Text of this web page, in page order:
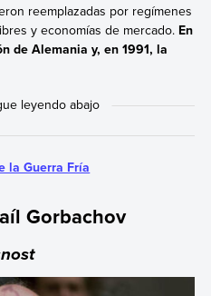
reemplazadas por regímenes
y economías de mercado. En
de Alemania y, en 1991, la
la Guerra Fría
Gorbachov